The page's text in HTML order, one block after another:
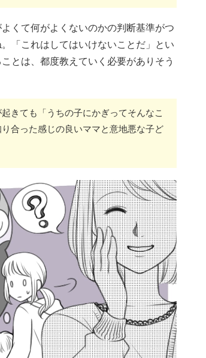
くて何がよくないのかの判断基準がつ
「これはしてはいけないことだ」とい
とは、都度教えていく必要がありそう
きても「うちの子にかぎってそんなこ
合った感じの良いママと意地悪な子ど